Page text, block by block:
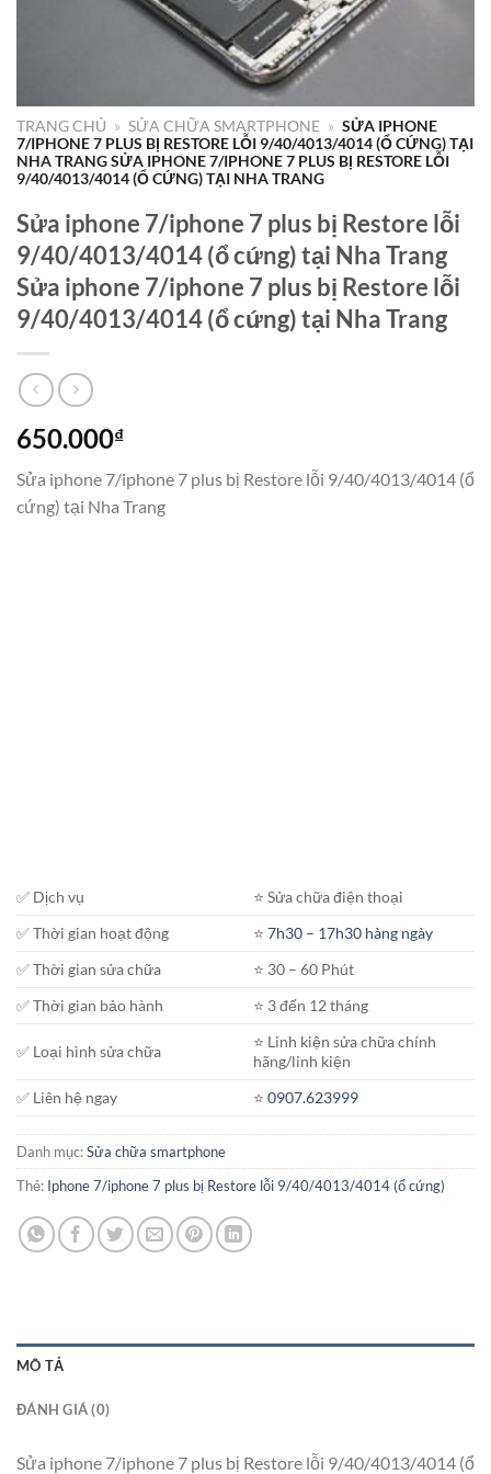
TRANG CHỦ » SỬA CHỮA SMARTPHONE » SỬA IPHONE
7/IPHONE 7 PLUS BỊ RESTORE LỖI 9/40/4013/4014 (Ổ CỨNG) TẠI
NHA TRANG SỬA IPHONE 7/IPHONE 7 PLUS BỊ RESTORE LỖI
9/40/4013/4014 (Ổ CỨNG) TẠI NHA TRANG
Sửa iphone 7/iphone 7 plus bị Restore lỗi
9/40/4013/4014 (ổ cứng) tại Nha Trang
Sửa iphone 7/iphone 7 plus bị Restore lỗi
9/40/4013/4014 (ổ cứng) tại Nha Trang
650.000₫
Sửa iphone 7/iphone 7 plus bị Restore lỗi 9/40/4013/4014 (ổ
cứng) tại Nha Trang
✅ Dịch vụ
⭐️ Sửa chữa điện thoại
✅ Thời gian hoạt động
⭐️7h30 – 17h30 hàng ngày
✅ Thời gian sửa chữa
⭐️ 30 – 60 Phút
✅ Thời gian bảo hành
⭐️ 3 đến 12 tháng
✅ Loại hình sửa chữa
⭐️ Linh kiện sửa chữa chính
hãng/linh kiện
✅ Liên hệ ngay
⭐️0907.623999
Danh mục:Sửa chữa smartphone
Thẻ: Iphone 7/iphone 7 plus bị Restore lỗi 9/40/4013/4014 (ổ cứng)
MÔ TẢ
ĐÁNH GIÁ (0)
Sửa iphone 7/iphone 7 plus bị Restore lỗi 9/40/4013/4014 (ổ